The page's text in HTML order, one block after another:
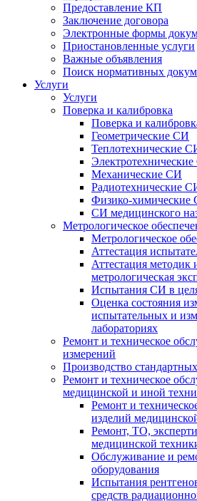
Предоставление КП
Заключение договора
Электронные формы
Приостановленные услуги
Важные объявления
Поиск нормативных
Услуги
Услуги
Поверка и калибровка
Поверка и
Геометрические СИ
Теплотехнические
Механические СИ
Радиотехнические
Физико-химические
СИ медицинского
Метрологическое
Метрологическое
Аттестация
Аттестация методик
метрологическая
Испытания СИ в
Оценка состояния
испытательных и
лабораториях
Ремонт и техническое
измерений
Производство
Ремонт и техническое
медицинской и иной
Ремонт и
изделий
Ремонт, ТО,
медицинской
Обслуживание и
оборудования
Испытания
средств